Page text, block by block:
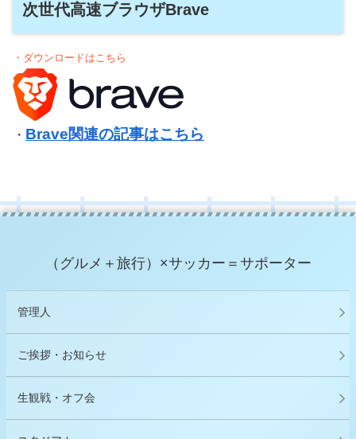
次世代高速ブラウザBrave
・ダウンロードはこちら
・ Brave関連の記事はこちら
（グルメ＋旅行）×サッカー＝サポーター
管理人
ご挨拶・お知らせ
生観戦・オフ会